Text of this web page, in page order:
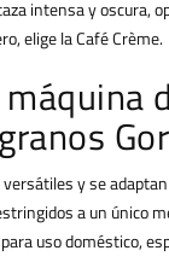
intensa y oscura,
elige la Café Crème.
y se
a un único
uso doméstico,